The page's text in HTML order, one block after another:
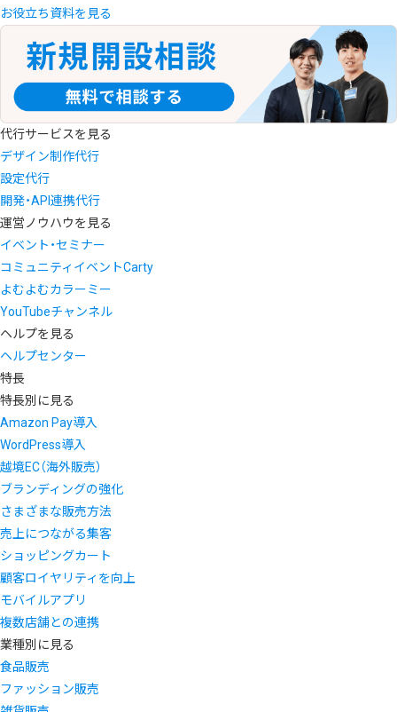
お役立ち資料を見る
代行サービスを見る
デザイン制作代行
設定代行
開発・API連携代行
運営ノウハウを見る
イベント・セミナー
コミュニティイベントCarty
よむよむカラーミー
YouTubeチャンネル
ヘルプを見る
ヘルプセンター
特長
特長別に見る
Amazon Pay導入
WordPress導入
越境EC（海外販売）
ブランディングの強化
さまざまな販売方法
売上につながる集客
ショッピングカート
顧客ロイヤリティを向上
モバイルアプリ
複数店舗との連携
業種別に見る
食品販売
ファッション販売